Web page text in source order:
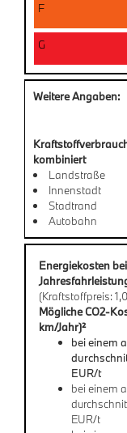
F
G
Weitere Angaben:
kombiniert
Landstraße
Innenstadt
Stadtrand
Autobahn
Energiekosten
(Kraftstoffpreis:
Mögliche CO2-
km/Jahr)²
bei einem
EUR/t
bei einem
EUR/t